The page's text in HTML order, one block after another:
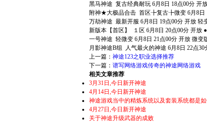
黑马神途 复古经典耐玩 6月8日 18点00分
附神★大极品合击 首区╊复古╊微变 6月8日
万劫神途 最新开服 6月8日 19点00分 开放
新版本【首区】 １区 6月8日 20点00分 开放
一号神途 轻微变 6月8日 21点00分 开放 微
月影神途B组 人气最火的神途 6月8日 22
上一篇： 神途123之职业选择推荐
下一篇： 谱写网络游戏传奇的神途网络游戏
相关文章推荐
3月31日,今日新开神途
4月14日,今日新开神途
神途游戏当中的精炼系统以及套装系统都是
4月27日,今日新开神途
关于神途升级武器的成败